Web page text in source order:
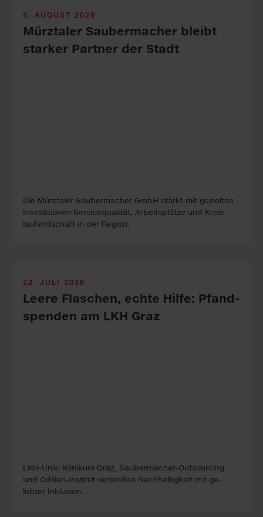
5. AUGUST 2026
Mürztaler Sauber­macher bleibt
starker Part­ner der Stadt
Die Mürztaler Sauber­macher GmbH stärkt mit ge­zielten
In­vest­itionen Service­qualität, Arbeits­plätze und Kreis­
lauf­wirt­schaft in der Re­gion.
22. JULI 2026
Leere Fla­sch­en, echte Hil­fe: Pfand­
spen­den am LKH Graz
LKH-Univ. Kli­ni­kum Graz, Sauber­macher-Out­sour­cing
und Odilien-In­stitut ver­binden Nach­haltig­keit mit ge­
lebter In­klus­ion.